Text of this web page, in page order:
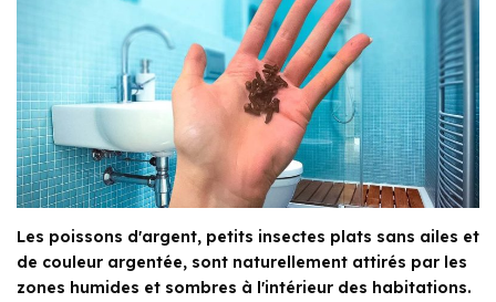
Les poissons d'argent, petits insectes plats sans ailes et
de couleur argentée, sont naturellement attirés par les
zones humides et sombres à l'intérieur des habitations.